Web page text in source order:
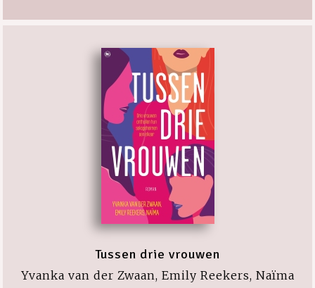
Tussen drie vrouwen
Yvanka van der Zwaan, Emily Reekers, Naïma